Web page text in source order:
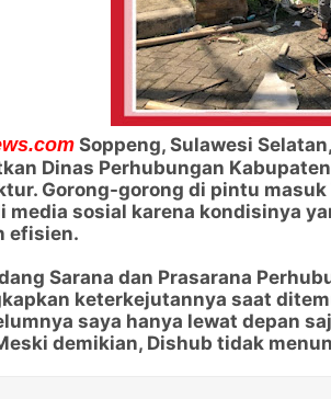
Soppeng, Sulawesi
Dinas Perhubungan
Gorong-gorong di pintu
media sosial karena kondisinya
efisien.
Sarana dan Prasarana
keterkejutannya saat
saya hanya lewat depan
demikian, Dishub tidak